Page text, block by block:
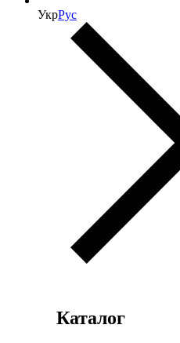
УкрРус
Каталог